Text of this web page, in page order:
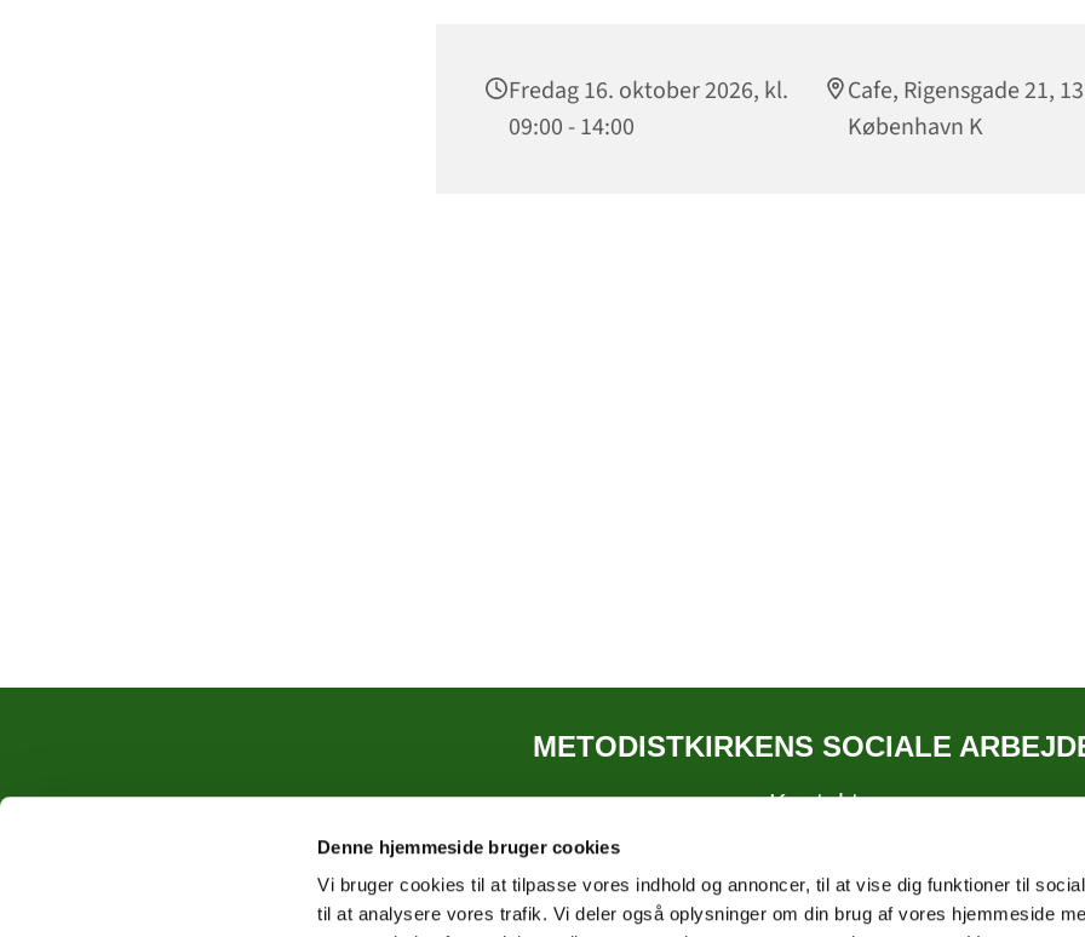
Denne hjemmeside bruger cookies
Vi bruger cookies til at tilpasse vores indhold og annoncer, til at vise dig funktioner til
til at analysere vores trafik. Vi deler også oplysninger om din brug af vores hjemmeside
Fredag 16. oktober 2026, kl.
09:00 - 14:00
Cafe, Rigensgade 21,
København K
METODISTKIRKENS SOCIALE
Kontakt